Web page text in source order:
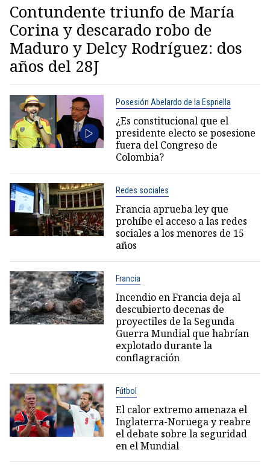
Contundente triunfo de María
Corina y descarado robo de
Maduro y Delcy Rodríguez: dos
años del 28J
Posesión Abelardo de la Espriella
¿Es constitucional que el
presidente electo se posesione
fuera del Congreso de
Colombia?
Redes sociales
Francia aprueba ley que
prohíbe el acceso a las redes
sociales a los menores de 15
años
Francia
Incendio en Francia deja al
descubierto decenas de
proyectiles de la Segunda
Guerra Mundial que habrían
explotado durante la
conflagración
Fútbol
El calor extremo amenaza el
Inglaterra-Noruega y reabre
el debate sobre la seguridad
en el Mundial